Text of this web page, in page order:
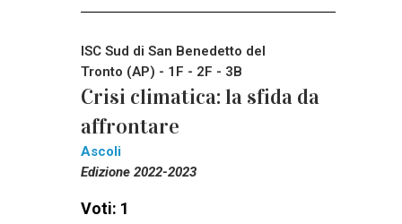
ISC Sud di San Benedetto del
Tronto (AP) - 1F - 2F - 3B
Crisi climatica: la sfida da
affrontare
Ascoli
Edizione 2022-2023
Voti: 1